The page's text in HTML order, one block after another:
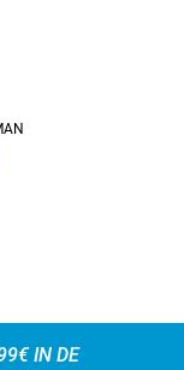
IN DE